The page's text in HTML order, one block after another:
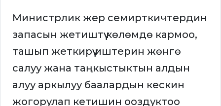
Министрлик жер семирткичтердин
запасын жетиштүү көлөмдө кармоо,
ташып жеткирүү иштерин жөнгө
салуу жана таңкыстыктын алдын
алуу аркылуу баалардын кескин
жогорулап кетишин ооздуктоо